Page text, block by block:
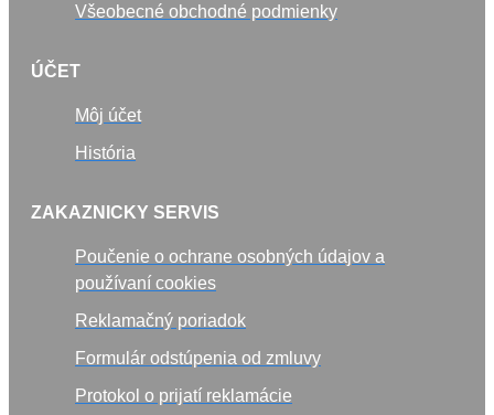
Všeobecné obchodné podmienky
ÚČET
Môj účet
História
ZAKAZNICKY SERVIS
Poučenie o ochrane osobných údajov a
používaní cookies
Reklamačný poriadok
Formulár odstúpenia od zmluvy
Protokol o prijatí reklamácie